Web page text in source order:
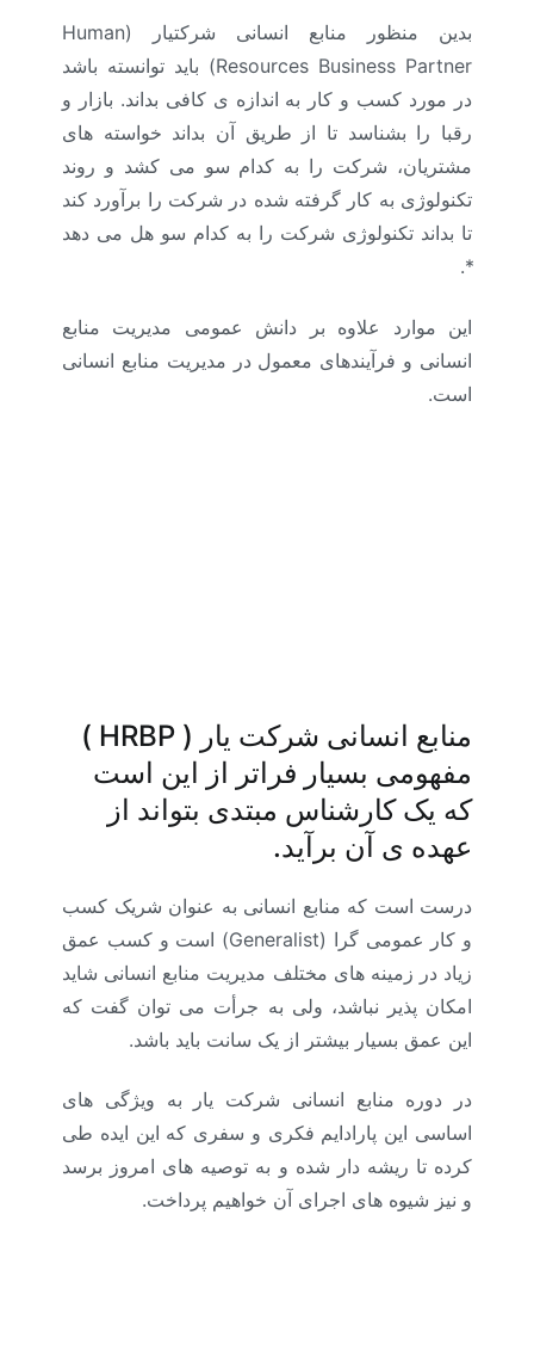
بدین منظور منابع انسانی شرکتیار (Human
Resources Business Partner) باید توانسته باشد
در مورد کسب و کار به اندازه ی کافی بداند. بازار و
رقبا را بشناسد تا از طریق آن بداند خواسته های
مشتریان، شرکت را به کدام سو می کشد و روند
تکنولوژی به کار گرفته شده در شرکت را برآورد کند
تا بداند تکنولوژی شرکت را به کدام سو هل می دهد
*.
این موارد علاوه بر دانش عمومی مدیریت منابع
انسانی و فرآیندهای معمول در مدیریت منابع انسانی
است.
منابع انسانی شرکت یار ( HRBP )
مفهومی بسیار فراتر از این است
که یک کارشناس مبتدی بتواند از
عهده ی آن برآید.
درست است که منابع انسانی به عنوان شریک کسب
و کار عمومی گرا (Generalist) است و کسب عمق
زیاد در زمینه های مختلف مدیریت منابع انسانی شاید
امکان پذیر نباشد، ولی به جرأت می توان گفت که
این عمق بسیار بیشتر از یک سانت باید باشد.
در دوره منابع انسانی شرکت یار به ویژگی های
اساسی این پارادایم فکری و سفری که این ایده طی
کرده تا ریشه دار شده و به توصیه های امروز برسد
و نیز شیوه های اجرای آن خواهیم پرداخت.